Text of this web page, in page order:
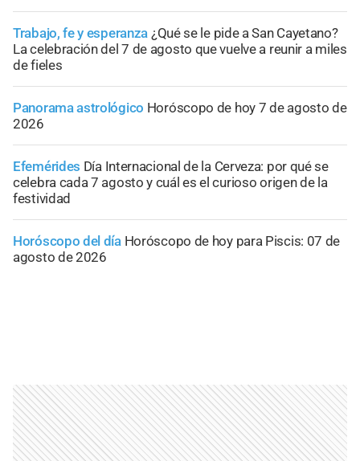
Trabajo, fe y esperanza ¿Qué se le pide a San Cayetano?
La celebración del 7 de agosto que vuelve a reunir a miles
de fieles
Panorama astrológico Horóscopo de hoy 7 de agosto de
2026
Efemérides Día Internacional de la Cerveza: por qué se
celebra cada 7 agosto y cuál es el curioso origen de la
festividad
Horóscopo del día Horóscopo de hoy para Piscis: 07 de
agosto de 2026